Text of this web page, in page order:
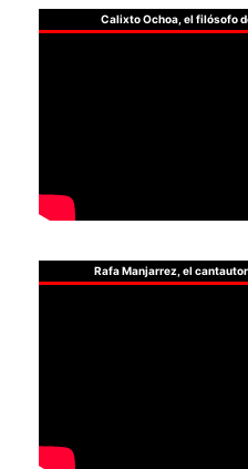
Calixto Ochoa, el filósofo
Rafa Manjarrez, el